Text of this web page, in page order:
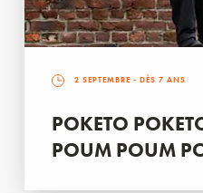
2 SEPTEMBRE - DÈS 7 ANS
POKETO
POUM POUM